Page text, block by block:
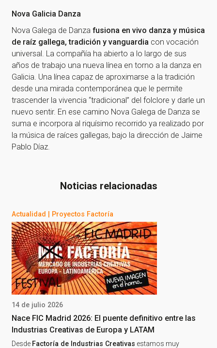
Nova Galicia Danza
Nova Galega de Danzafusiona en vivo danza y música
de raíz gallega, tradición y vanguardia con vocación
universal. La compañía ha abierto a lo largo de sus
años de trabajo una nueva línea en torno a la danza en
Galicia. Una línea capaz de aproximarse a la tradición
desde una mirada contemporánea que le permite
trascender la vivencia “tradicional” del folclore y darle un
nuevo sentir. En ese camino Nova Galega de Danza se
suma e incorpora al riquísimo recorrido ya realizado por
la música de raíces gallegas, bajo la dirección de Jaime
Pablo Díaz.
Noticias relacionadas
Actualidad Proyectos Factoría
14 de julio 2026
Nace FIC Madrid 2026: El puente definitivo entre las
Industrias Creativas de Europa y LATAM
Desde Factoría de Industrias Creativas estamos muy